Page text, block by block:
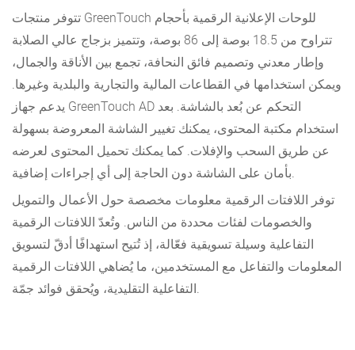
تتوفر منتجات GreenTouch للوحات الإعلانية الرقمية بأحجام
تتراوح من 18.5 بوصة إلى 86 بوصة، وتتميز بزجاج عالي الصلابة
وإطار معدني وتصميم فائق النحافة، تجمع بين الأناقة والجمال،
ويمكن استخدامها في القطاعات المالية والتجارية والبلدية وغيرها.
يدعم جهاز GreenTouch AD التحكم عن بُعد بالشاشة. بعد
استخدام مكتبة المحتوى، يمكنك تغيير الشاشة المعروضة بسهولة
عن طريق السحب والإفلات. كما يمكنك تحميل المحتوى لعرضه
بأمان على الشاشة دون الحاجة إلى أي إجراءات إضافية.
توفر اللافتات الرقمية معلومات مخصصة حول الأعمال والتمويل
والخصومات لفئات محددة من الناس. وتُعدّ اللافتات الرقمية
التفاعلية وسيلة تسويقية فعّالة، إذ تُتيح استهدافًا أدقّ لتسويق
المعلومات والتفاعل مع المستخدمين، ما يُضاهي اللافتات الرقمية
التفاعلية التقليدية، ويُحقق فوائد جمّة.